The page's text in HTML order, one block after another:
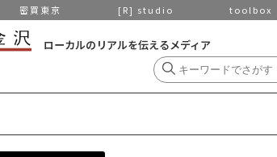
密買東京 [R] studio toolbox
ローカルのリアルを伝えるメディア